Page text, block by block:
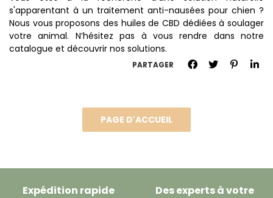
s'apparentant à un traitement anti-nausées pour chien ?
Nous vous proposons des huiles de CBD dédiées à soulager
votre animal. N’hésitez pas à vous rendre dans notre
catalogue et découvrir nos solutions.
PARTAGER
Expédition rapide
Des experts à votre